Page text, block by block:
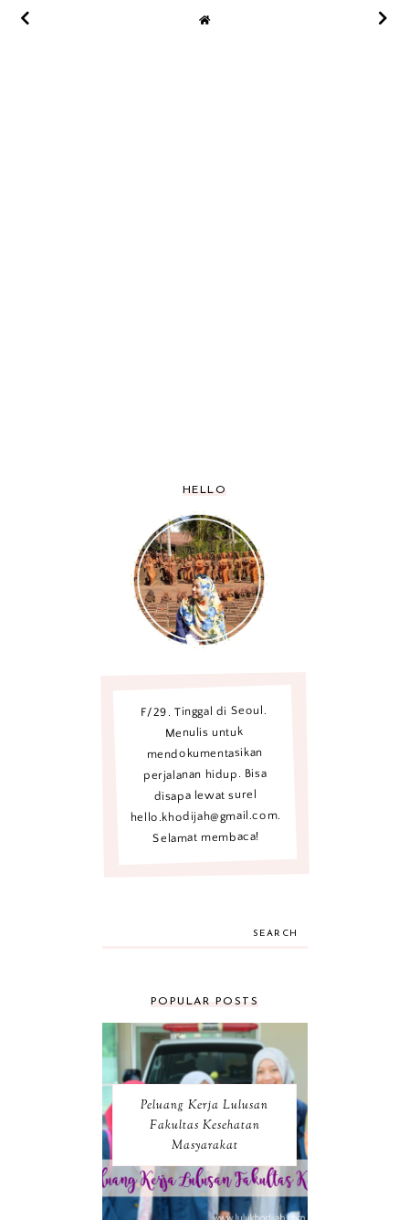
HELLO
F/29. Tinggal di Seoul.
Menulis untuk
mendokumentasikan
perjalanan hidup. Bisa
disapa lewat surel
hello.khodijah@gmail.com.
Selamat membaca!
SEARCH
POPULAR POSTS
Peluang Kerja Lulusan
Fakultas Kesehatan
Masyarakat